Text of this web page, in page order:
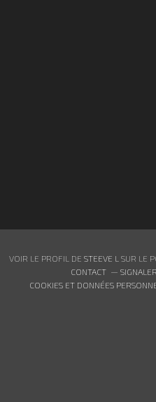
VOIR LE PROFIL DE STEEVE L SUR LE
CONTACT
COOKIES ET DONNÉES